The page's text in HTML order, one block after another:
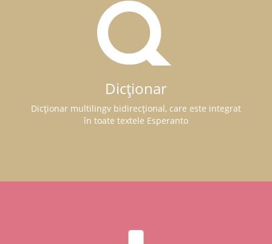
Dicționar
Dicționar multilingv bidirecțional, care este integrat
în toate textele Esperanto